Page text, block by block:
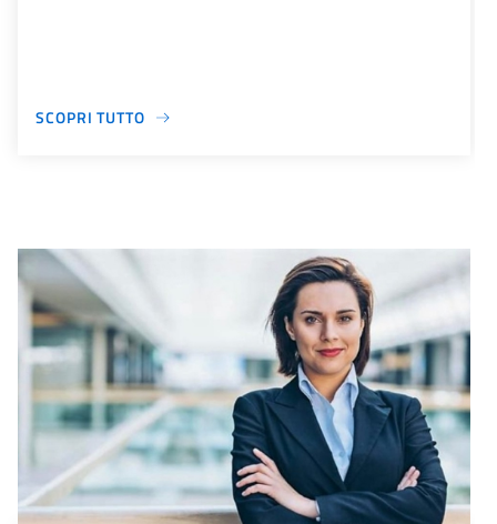
SCOPRI TUTTO